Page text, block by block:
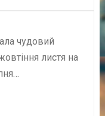
чудовий
листя на